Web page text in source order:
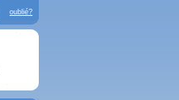
oublié?